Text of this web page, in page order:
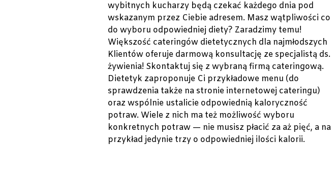
wybitnych kucharzy będą czekać każdego dnia pod
wskazanym przez Ciebie adresem. Masz wątpliwości co
do wyboru odpowiedniej diety? Zaradzimy temu!
Większość cateringów dietetycznych dla najmłodszych
Klientów oferuje darmową konsultację ze specjalistą ds.
żywienia! Skontaktuj się z wybraną firmą cateringową.
Dietetyk zaproponuje Ci przykładowe menu (do
sprawdzenia także na stronie internetowej cateringu)
oraz wspólnie ustalicie odpowiednią kaloryczność
potraw. Wiele z nich ma też możliwość wyboru
konkretnych potraw — nie musisz płacić za aż pięć, a na
przykład jedynie trzy o odpowiedniej ilości kalorii.